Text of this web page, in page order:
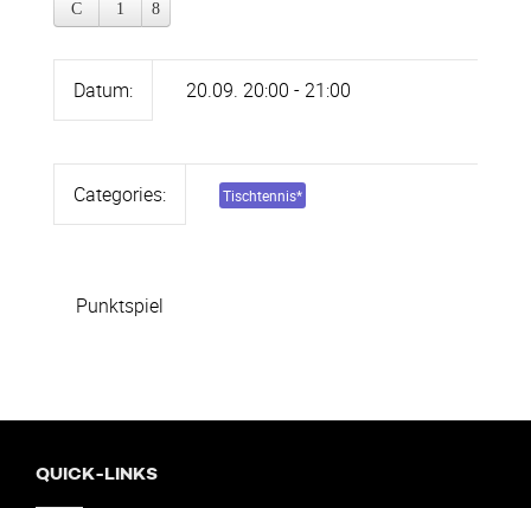
Datum: 20.09. 20:00 - 21:00
Categories: Tischtennis*
Punktspiel
QUICK-LINKS